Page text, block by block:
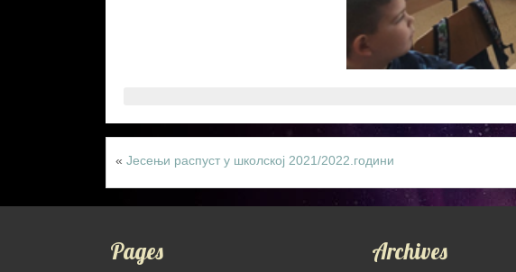
« Јесењи распуст у школској 2021/2022.години
Pages Archives